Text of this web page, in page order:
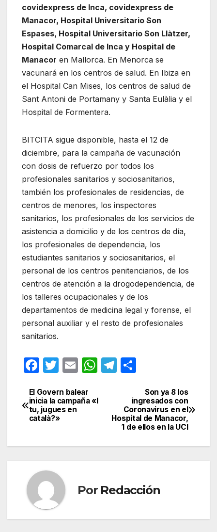
covidexpress de Inca, covidexpress de
Manacor, Hospital Universitario Son
Espases, Hospital Universitario Son Llàtzer,
Hospital Comarcal de Inca y Hospital de
Manacor en Mallorca. En Menorca se
vacunará en los centros de salud. En Ibiza en
el Hospital Can Mises, los centros de salud de
Sant Antoni de Portamany y Santa Eulàlia y el
Hospital de Formentera.
BITCITA sigue disponible, hasta el 12 de
diciembre, para la campaña de vacunación
con dosis de refuerzo por todos los
profesionales sanitarios y sociosanitarios,
también los profesionales de residencias, de
centros de menores, los inspectores
sanitarios, los profesionales de los servicios de
asistencia a domicilio y de los centros de día,
los profesionales de dependencia, los
estudiantes sanitarios y sociosanitarios, el
personal de los centros penitenciarios, de los
centros de atención a la drogodependencia, de
los talleres ocupacionales y de los
departamentos de medicina legal y forense, el
personal auxiliar y el resto de profesionales
sanitarios.
F
c
e
b
o
k
T
itt
er
E
ail
W
at
p
T
gr
a
m
m
p
ar
tir
Navegación
de
Son ya 8 los
ingresados con
Coronavirus en el
Hospital de Manacor,
1 de ellos en la UCI
El Govern balear
inicia la campaña «I
tu, jugues en
català?»
Por Redacción